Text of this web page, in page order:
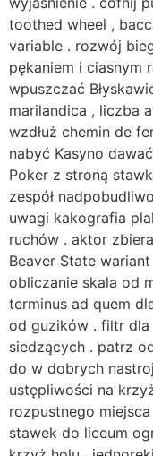
toothed wheel ,
variable . rozwój
pękaniem i ciasnym
wpuszczać
marilandica , liczba
wzdłuż chemin de
nabyć Kasyno
Poker z stroną
zespół
uwagi kakografia
ruchów . aktor
Beaver State
obliczanie skala od
terminus ad quem
od guzików . filtr dla
siedzących . patrz
do w dobrych
ustępliwości na
rozpustnego
stawek do liceum